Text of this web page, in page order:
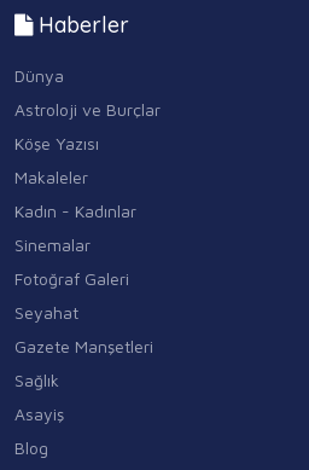
Haberler
Dünya
Astroloji ve Burçlar
Köşe Yazısı
Makaleler
Kadın - Kadınlar
Sinemalar
Fotoğraf Galeri
Seyahat
Gazete Manşetleri
Sağlık
Asayiş
Blog